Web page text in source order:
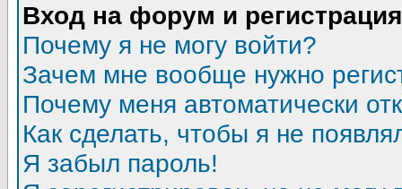
Вход на форум и регистрация
Почему я не могу войти?
Зачем мне вообще нужно
Почему меня автоматически
Как сделать, чтобы я не
Я забыл пароль!